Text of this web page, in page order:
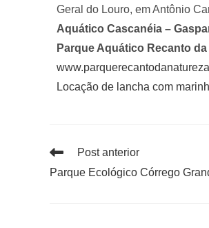
Geral do Louro, em Antônio
Aquático Cascanéia –
Parque Aquático Recanto
Locação de lancha com
Post anterior
Parque Ecológico Córrego